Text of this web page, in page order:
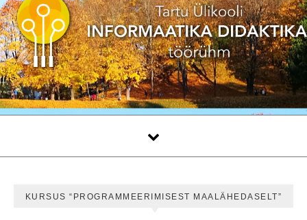
KURSUS “PROGRAMMEERIMISEST MAALÄHEDASELT”